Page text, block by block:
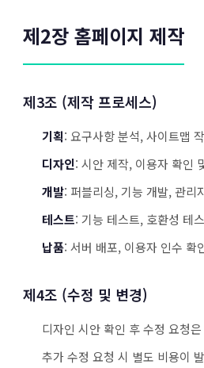
제2장 홈페이지 제작
제3조 (제작 프로세스)
기획: 요구사항 분석, 사이트맵
디자인: 시안 제작, 이용자 확인
개발: 퍼블리싱, 기능 개발, 관리
테스트: 기능 테스트, 호환성 테
납품: 서버 배포, 이용자 인수 확
제4조 (수정 및 변경)
디자인 시안 확인 후 수정 요청
추가 수정 요청 시 별도 비용이